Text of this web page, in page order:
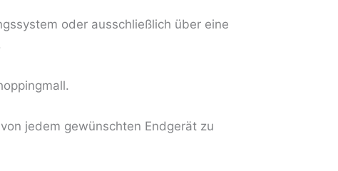
oder ausschließlich über eine
jedem gewünschten Endgerät zu